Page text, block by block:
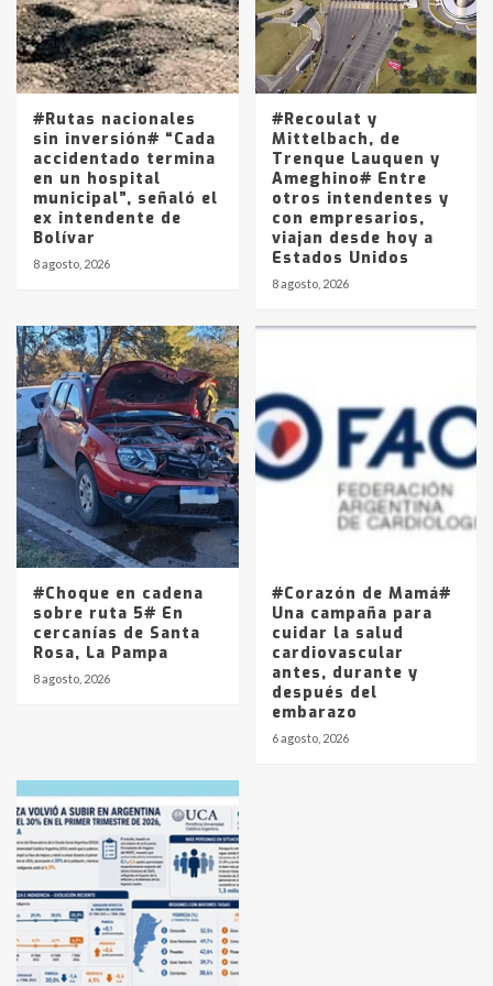
5
Los precios de los combustibles en
La Pampa, desde YPF hasta Axion
entre 857 a 1338 pesos
#Rutas nacionales
sin inversión# “Cada
accidentado termina
en un hospital
municipal”, señaló el
ex intendente de
Bolívar
8 agosto, 2026
#Recoulat y
Mittelbach, de
Trenque Lauquen y
Ameghino# Entre
otros intendentes y
con empresarios,
viajan desde hoy a
Estados Unidos
8 agosto, 2026
#Choque en cadena
sobre ruta 5# En
cercanías de Santa
Rosa, La Pampa
8 agosto, 2026
#Corazón de Mamá#
Una campaña para
cuidar la salud
cardiovascular
antes, durante y
después del
embarazo
6 agosto, 2026